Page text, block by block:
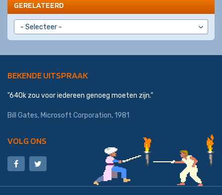
GERELATEERD
BEKENDE UITSPRAAK
"640k zou voor iedereen genoeg moeten zijn."
Bill Gates, Microsoft Corporation, 1981
VOLG ONS